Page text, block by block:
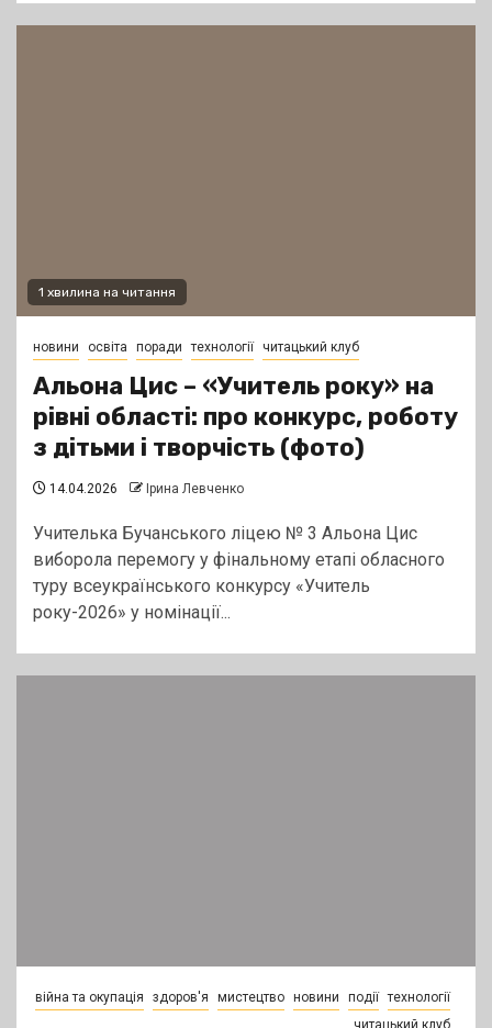
1 хвилина на читання
новини освіта поради технології читацький клуб
Альона Цис – «Учитель року» на
рівні області: про конкурс, роботу
з дітьми і творчість (фото)
14.04.2026 Ірина Левченко
Учителька Бучанського ліцею № 3 Альона Цис
виборола перемогу у фінальному етапі обласного
туру всеукраїнського конкурсу «Учитель
року-2026» у номінації...
війна та окупація здоров'я мистецтво новини події технології